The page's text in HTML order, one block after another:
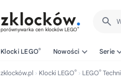
porównywarka cen klocków LEGO®
Klocki LEGO® Nowości Serie
zklocków.pl Klocki LEGO® LEGO®